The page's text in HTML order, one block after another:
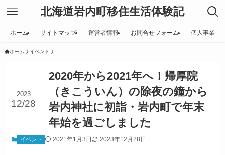
北海道岩内町移住生活体験記
ホーム サイトマップ 運営者情報 お問合せフォーム 個人事業
ホーム イベント
2020年から2021年へ！帰厚院
（きこういん）の除夜の鐘から
岩内神社に初詣・岩内町で年末
年始を過ごしました
2023
12/28
イベント 2021年1月3日 2023年12月28日